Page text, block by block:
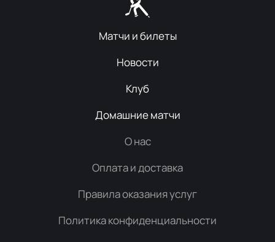
Матчи и билеты
Новости
Клуб
Домашние матчи
О нас
Оплата и доставка
Правила оказания услуг
Политика конфиденциальности